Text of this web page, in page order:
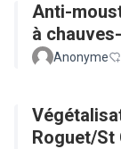
Anti-
à
Anonyme
Roguet/St